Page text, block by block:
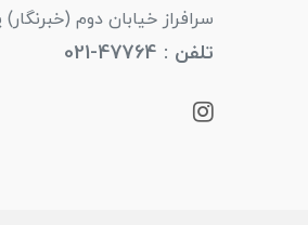
سرافراز خیابان دوم (خبرنگار)
تلفن : 47764-021